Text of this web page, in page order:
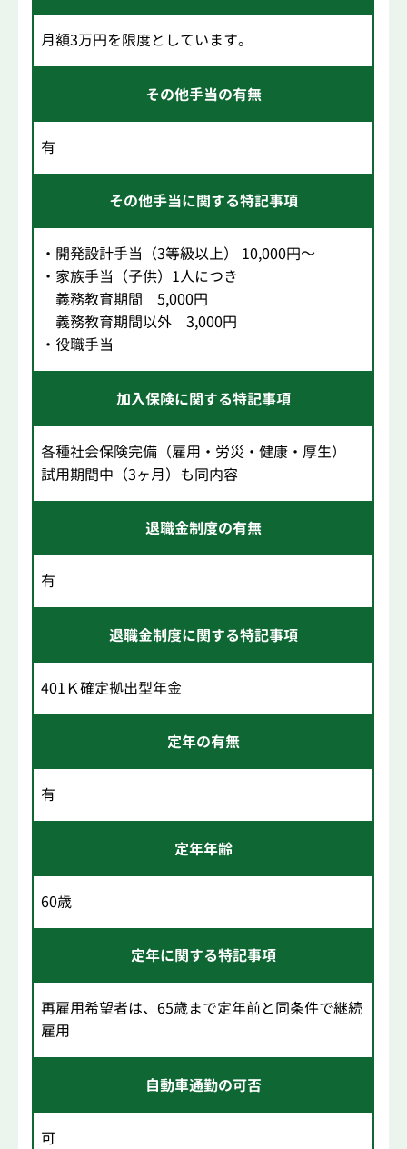
月額3万円を限度としています。
その他手当の有無
有
その他手当に関する特記事項
・開発設計手当（3等級以上） 10,000円～
・家族手当（子供）1人につき
義務教育期間 5,000円
義務教育期間以外 3,000円
・役職手当
加入保険に関する特記事項
各種社会保険完備（雇用・労災・健康・厚生）
試用期間中（3ヶ月）も同内容
退職金制度の有無
有
退職金制度に関する特記事項
401Ｋ確定拠出型年金
定年の有無
有
定年年齢
60歳
定年に関する特記事項
再雇用希望者は、65歳まで定年前と同条件で継続
雇用
自動車通勤の可否
可